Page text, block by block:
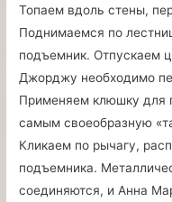
Топаем вдоль стены,
Поднимаемся по
подъемник. Отпускаем
Джорджу необходимо
Применяем клюшку для
самым своеобразную
Кликаем по рычагу,
подъемника.
соединяются, и Анна